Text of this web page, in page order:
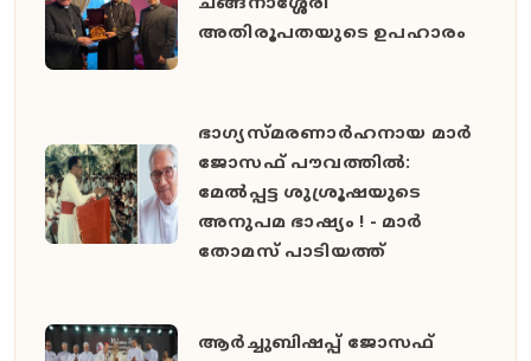
ചങ്ങനാശ്ശേരി
അതിരൂപതയുടെ ഉപഹാരം
ഭാഗ്യസ്മരണാർഹനായ മാർ
ജോസഫ് പൗവത്തിൽ:
മേൽപ്പട്ട ശുശ്രൂഷയുടെ
അനുപമ ഭാഷ്യം ! - മാർ
തോമസ് പാടിയത്ത്
ആർച്ചുബിഷപ്പ് ജോസഫ്